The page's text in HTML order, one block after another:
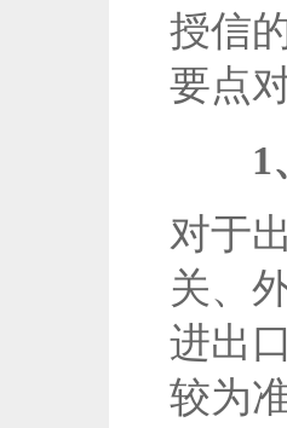
授信
要点
1、
对于
关、
进出
较为